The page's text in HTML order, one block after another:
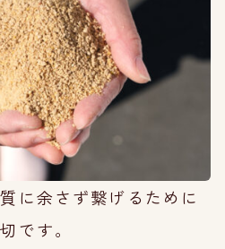
に余さず繋げるために
です。